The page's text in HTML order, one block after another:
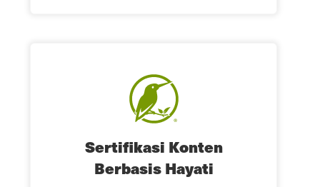
Sertifikasi Konten
Berbasis Hayati